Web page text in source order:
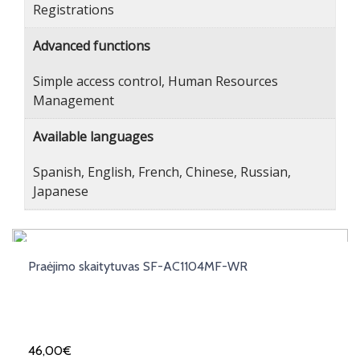
Registrations
Advanced functions
Simple access control, Human Resources
Management
Available languages
Spanish, English, French, Chinese, Russian,
Japanese
Praėjimo skaitytuvas SF-AC1104MF-WR
46,00€